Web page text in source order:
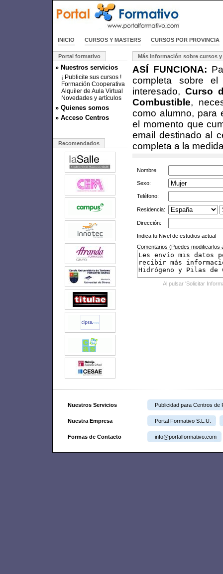
INICIO CURSOS Y MASTERS CURSOS POR PROVINCIA
Portal formativo
» Nuestros servicios
¡ Publicite sus cursos !
Formación Cooperativa
Alquiler de Aula Virtual
Novedades y artículos
» Quienes somos
» Acceso Centros
Recomendados
Más información sobre cursos y
ASÍ FUNCIONA:
completa sobre
interesado, Curso
Combustible,
como alumno, para
el momento que
email destinado al
completa a la
Nombre
Sexo:
Teléfono:
Residencia:
Dirección:
Indica tu Nivel de estudios actual
Comentarios (Puedes modificarlos
Al pulsar 'Solicitar
Nuestros Servicios Publicidad para Centros de
Nuestra Empresa Portal Formativo S.L.U.
Formas de Contacto info@portalformativo.com